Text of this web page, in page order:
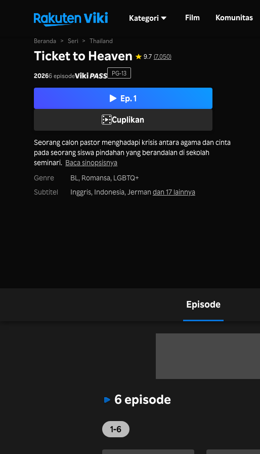
Kategori Film Komunitas
Beranda > Seri > Thailand
Ticket to Heaven 9.7 (7,050)
20266 episode PG-13
Ep. 1
Cuplikan
Seorang calon pastor menghadapi krisis antara agama dan cinta
pada seorang siswa pindahan yang berandalan di sekolah
seminari. Baca sinopsisnya
Genre
BL, Romansa, LGBTQ+
Subtitel
Inggris, Indonesia, Jerman dan 17 lainnya
Episode
6 episode
1-6